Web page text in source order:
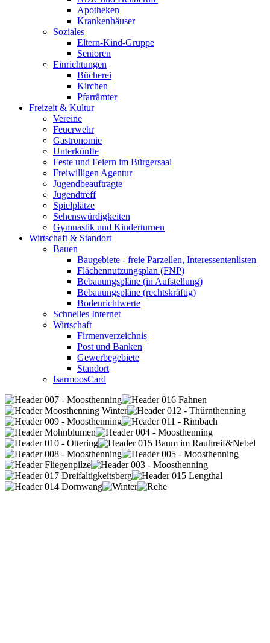
Apotheken
Krankenhäuser
Soziales
Eltern-Kind-Gruppe
Senioren
Einrichtungen
Bücherei
Kirchen
Pfarrämter
Freizeit & Kultur
Vereine
Feuerwehr
Gastronomie
Unterkünfte
Feste und Feiern im Bürgersaal
Freiwilligen Agentur
Jugendbeauftragte
Jugendtreff
Spielplätze
Sehenswürdigkeiten
Gymnastik und Kinderturnen
Wirtschaft & Standort
Bauen
Baugebiete - freie Parzellen, Interessentenlisten
Flächennutzungsplan (FNP)
Bebauungspläne (in Aufstellung)
Bebauungspläne (rechtskräftig)
Bodenrichtwerte
Schnelles Internet
Wirtschaft
Firmenverzeichnis
Post und Banken
Gewerbegebiete
Standort
IsarmoosCard